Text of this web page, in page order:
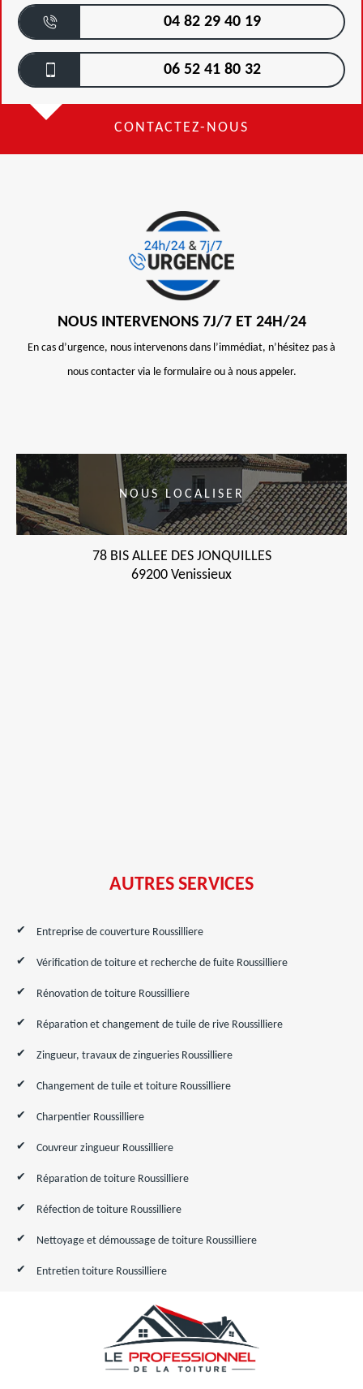
04 82 29 40 19
06 52 41 80 32
CONTACTEZ-NOUS
NOUS INTERVENONS 7J/7 ET 24H/24
En cas d’urgence, nous intervenons dans l’immédiat, n’hésitez pas à
nous contacter via le formulaire ou à nous appeler.
NOUS LOCALISER
78 BIS ALLEE DES JONQUILLES
69200 Venissieux
AUTRES SERVICES
Entreprise de couverture Roussilliere
Vérification de toiture et recherche de fuite Roussilliere
Rénovation de toiture Roussilliere
Réparation et changement de tuile de rive Roussilliere
Zingueur, travaux de zingueries Roussilliere
Changement de tuile et toiture Roussilliere
Charpentier Roussilliere
Couvreur zingueur Roussilliere
Réparation de toiture Roussilliere
Réfection de toiture Roussilliere
Nettoyage et démoussage de toiture Roussilliere
Entretien toiture Roussilliere